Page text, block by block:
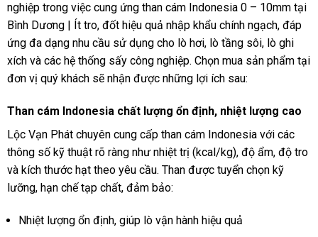
nghiệp trong việc cung ứng than cám Indonesia 0 – 10mm tại
Bình Dương | Ít tro, đốt hiệu quả nhập khẩu chính ngạch, đáp
ứng đa dạng nhu cầu sử dụng cho lò hơi, lò tầng sôi, lò ghi
xích và các hệ thống sấy công nghiệp. Chọn mua sản phẩm tại
đơn vị quý khách sẽ nhận được những lợi ích sau:
Than cám Indonesia chất lượng ổn định, nhiệt lượng cao
Lộc Vạn Phát chuyên cung cấp than cám Indonesia với các
thông số kỹ thuật rõ ràng như nhiệt trị (kcal/kg), độ ẩm, độ tro
và kích thước hạt theo yêu cầu. Than được tuyển chọn kỹ
lưỡng, hạn chế tạp chất, đảm bảo:
Nhiệt lượng ổn định, giúp lò vận hành hiệu quả